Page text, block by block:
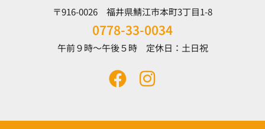
〒916-0026 福井県鯖江市本町3丁目1-8
0778-33-0034
午前９時～午後５時 定休日：土日祝